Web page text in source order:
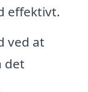
effektivt.
ved at
det